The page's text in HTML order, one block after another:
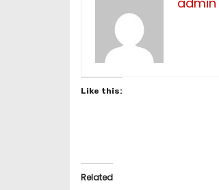
Like this:
Related